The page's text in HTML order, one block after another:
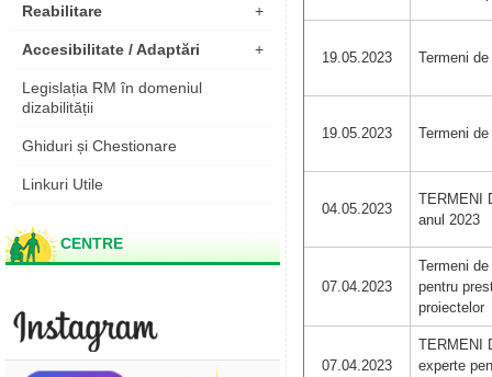
Reabilitare +
Accesibilitate / Adaptări +
Legislația RM în domeniul
dizabilității
Ghiduri și Chestionare
Linkuri Utile
CENTRE
19.05.2023 Termeni
19.05.2023 Termeni
04.05.2023
TERMENI
anul 2023
07.04.2023
Termeni
pentru
proiectelor
07.04.2023
TERMENI
experte